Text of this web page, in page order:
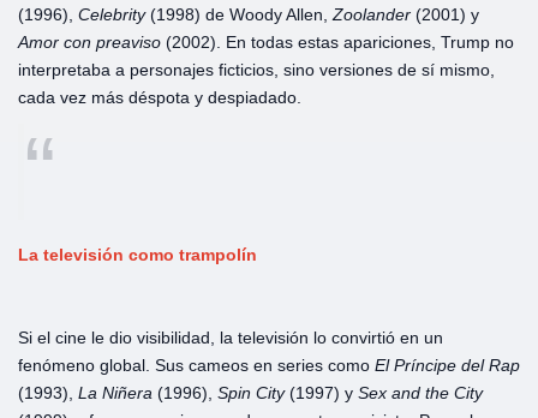
(1996), Celebrity(1998) de Woody Allen, Zoolander (2001) y
Amor con preaviso (2002). En todas estas apariciones, Trump no
interpretaba a personajes ficticios, sino versiones de sí mismo,
cada vez más déspota y despiadado.
La televisión como trampolín
Si el cine le dio visibilidad, la televisión lo convirtió en un
fenómeno global. Sus cameos en series como El Príncipe del Rap
(1993), La Niñera (1996), Spin City(1997) y Sex and the City